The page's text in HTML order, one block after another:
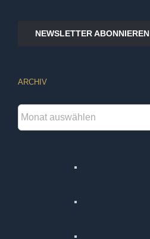
NEWSLETTER ABONNIEREN
ARCHIV
Archiv